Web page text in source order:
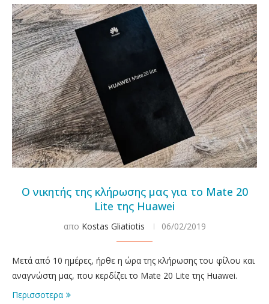
Ο νικητής της κλήρωσης μας για το Mate 20
Lite της Huawei
απο Kostas Gliatiotis 06/02/2019
Μετά από 10 ημέρες, ήρθε η ώρα της κλήρωσης του φίλου και
αναγνώστη μας, που κερδίζει το Mate 20 Lite της Huawei.
Περισσοτερα